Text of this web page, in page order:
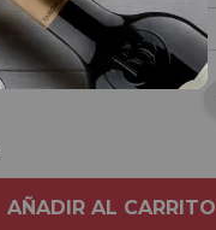
AÑADIR AL CARRITO